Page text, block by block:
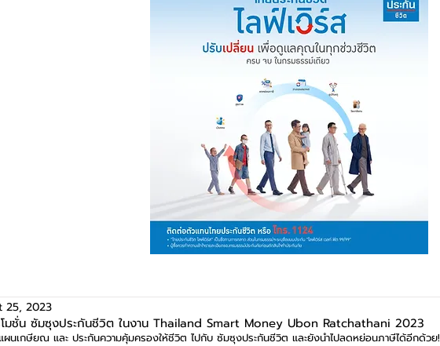
โมชั่น ซัมซุงประกันชีวิต ในงาน Thailand Smart Money Ubon Ratchathani 2023
25, 2023
ผนเกษียณ และ ประกันความคุ้มครองให้ชีวิต ไปกับ ซัมซุงประกันชีวิต และยังนำไปลดหย่อนภาษีได้อีกด้วย!